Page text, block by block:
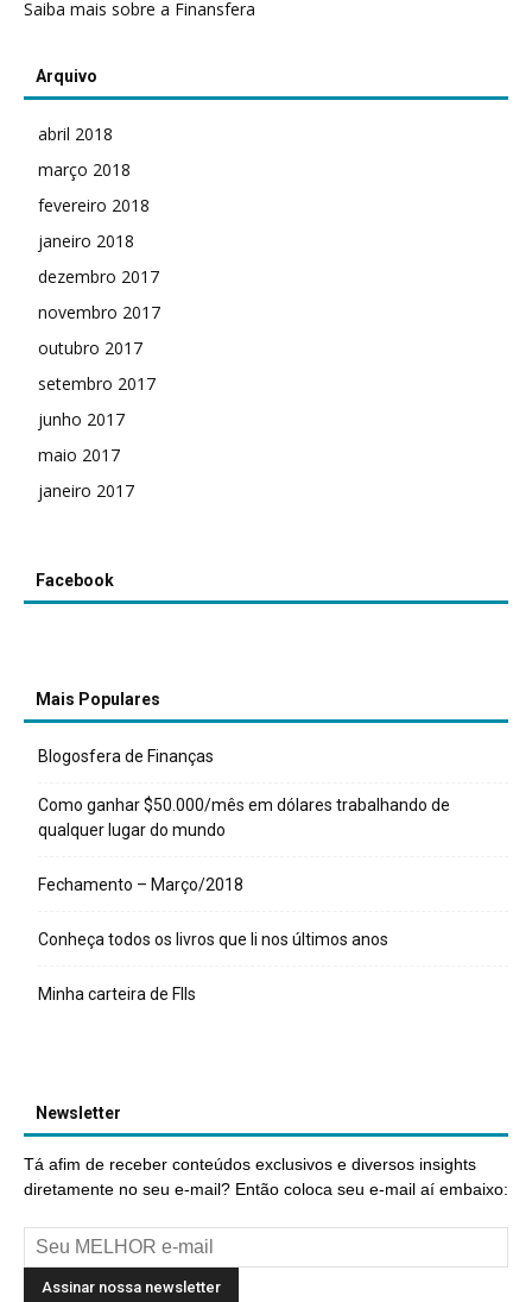
Saiba mais sobre a Finansfera
Arquivo
abril 2018
março 2018
fevereiro 2018
janeiro 2018
dezembro 2017
novembro 2017
outubro 2017
setembro 2017
junho 2017
maio 2017
janeiro 2017
Facebook
Mais Populares
Blogosfera de Finanças
Como ganhar $50.000/mês em dólares trabalhando de
qualquer lugar do mundo
Fechamento – Março/2018
Conheça todos os livros que li nos últimos anos
Minha carteira de FIIs
Newsletter
Tá afim de receber conteúdos exclusivos e diversos insights
diretamente no seu e-mail? Então coloca seu e-mail aí embaixo: